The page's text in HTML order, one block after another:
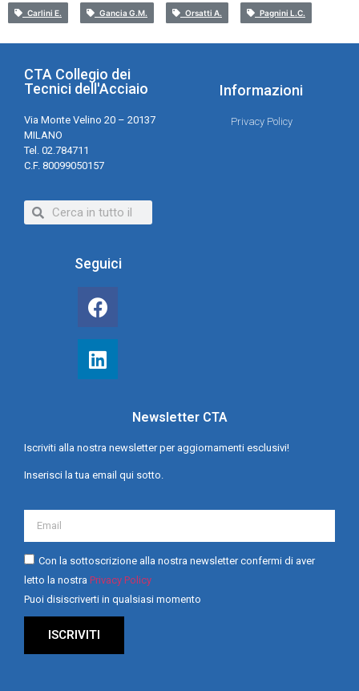
Carlini E. Gancia G.M. Orsatti A. Pagnini L.C.
CTA Collegio dei
Tecnici dell'Acciaio
Via Monte Velino 20 – 20137
MILANO
Tel. 02.784711
C.F. 80099050157
Informazioni
Privacy Policy
Seguici
Newsletter CTA
Iscriviti alla nostra newsletter per aggiornamenti esclusivi!
Inserisci la tua email qui sotto.
Con la sottoscrizione alla nostra newsletter confermi di aver
letto la nostra Privacy Policy
Puoi disiscriverti in qualsiasi momento
ISCRIVITI